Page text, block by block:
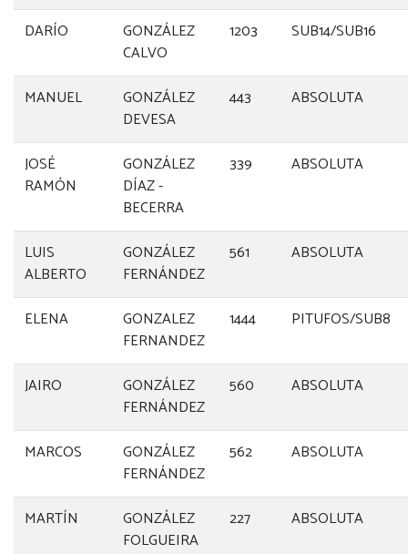
DARÍO
GONZÁLEZ
CALVO
1203 SUB14/SUB16
MANUEL
GONZÁLEZ
DEVESA
443 ABSOLUTA
JOSÉ
RAMÓN
GONZÁLEZ
DÍAZ -
BECERRA
339 ABSOLUTA
LUIS
ALBERTO
GONZÁLEZ
FERNÁNDEZ
561 ABSOLUTA
ELENA
GONZALEZ
FERNANDEZ
1444 PITUFOS/SUB8
JAIRO
GONZÁLEZ
FERNÁNDEZ
560 ABSOLUTA
MARCOS
GONZÁLEZ
FERNÁNDEZ
562 ABSOLUTA
MARTÍN
GONZÁLEZ
FOLGUEIRA
227 ABSOLUTA